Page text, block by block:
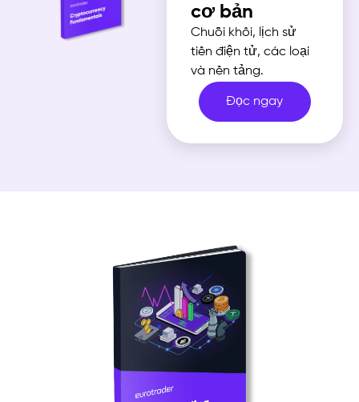
cơ bản
Chuỗi khối, lịch sử
tiền điện tử, các loại
và nền tảng.
Đọc ngay